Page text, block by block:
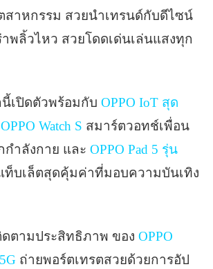
สาหกรรม สวยนำเทรนด์กับดีไซน์
พลิ้วไหว สวยโดดเด่นเล่นแสงทุก
เปิดตัวพร้อมกับ OPPO IoT สุด
Watch S สมาร์ตวอทช์เพื่อน
กำลังกาย และ OPPO Pad 5 รุ่น
บเล็ตสุดคุ้มค่าที่มอบความบันเทิง
ตามประสิทธิภาพ ของ OPPO
ถ่ายพอร์ตเทรตสวยด้วยการอัป